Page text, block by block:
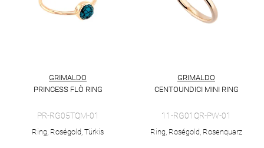
GRIMALDO
PRINCESS FLÒ RING
PR-RG05TQM-01
Ring, Roségold, Türkis
GRIMALDO
CENTOUNDICI MINI RING
11-RG01QR-PW-01
Ring, Roségold, Rosenquarz